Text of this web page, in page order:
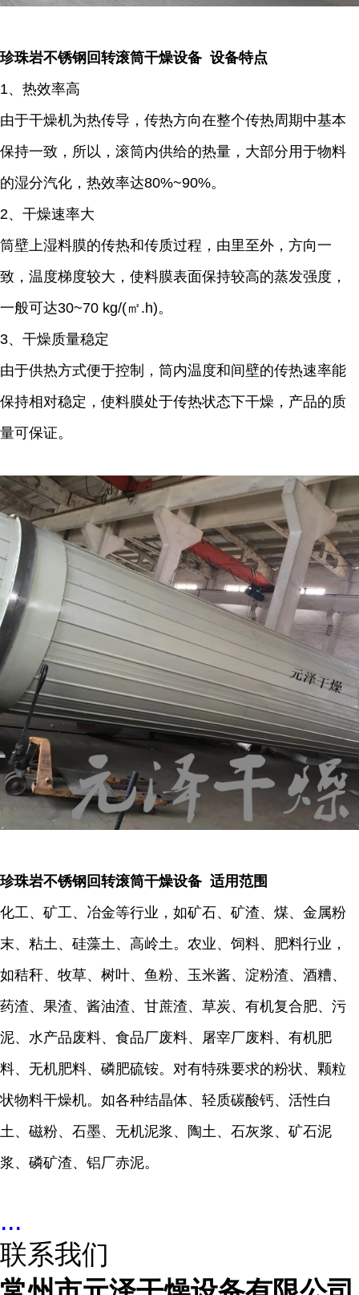
珍珠岩不锈钢回转滚筒干燥设备 设备特点
1、热效率高
由于干燥机为热传导，传热方向在整个传热周期中基本
保持一致，所以，滚筒内供给的热量，大部分用于物料
的湿分汽化，热效率达80%~90%。
2、干燥速率大
筒壁上湿料膜的传热和传质过程，由里至外，方向一
致，温度梯度较大，使料膜表面保持较高的蒸发强度，
一般可达30~70 kg/(㎡.h)。
3、干燥质量稳定
由于供热方式便于控制，筒内温度和间壁的传热速率能
保持相对稳定，使料膜处于传热状态下干燥，产品的质
量可保证。
珍珠岩不锈钢回转滚筒干燥设备 适用范围
化工、矿工、冶金等行业，如矿石、矿渣、煤、金属粉
末、粘土、硅藻土、高岭土。农业、饲料、肥料行业，
如秸秆、牧草、树叶、鱼粉、玉米酱、淀粉渣、酒糟、
药渣、果渣、酱油渣、甘蔗渣、草炭、有机复合肥、污
泥、水产品废料、食品厂废料、屠宰厂废料、有机肥
料、无机肥料、磷肥硫铵。对有特殊要求的粉状、颗粒
状物料干燥机。如各种结晶体、轻质碳酸钙、活性白
土、磁粉、石墨、无机泥浆、陶土、石灰浆、矿石泥
浆、磷矿渣、铝厂赤泥。
...
联系我们